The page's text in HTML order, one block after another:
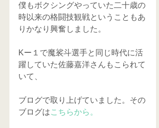
僕もボクシングやっていた二十歳の
時以来の格闘技観戦ということもあ
りかなり興奮しました。
Kー１で魔裟斗選手と同じ時代に活
躍していた佐藤嘉洋さんもこられて
いて、
ブログで取り上げていました。その
ブログはこちらから。